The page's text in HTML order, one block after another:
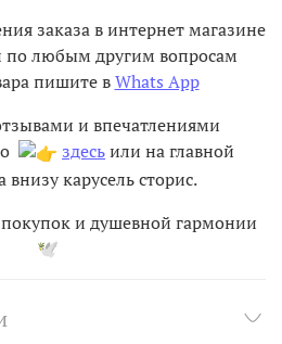
заказа в интернет магазине
по любым другим вопросам
пишите вWhats App
и впечатлениями
здесьили на главной
внизу карусель сторис.
и душевной гармонии